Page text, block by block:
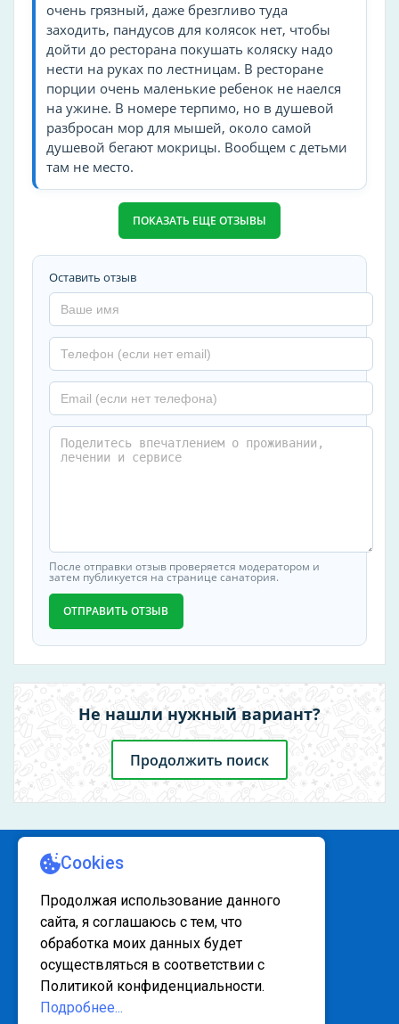
очень грязный, даже брезгливо туда
заходить, пандусов для колясок нет, чтобы
дойти до ресторана покушать коляску надо
нести на руках по лестницам. В ресторане
порции очень маленькие ребенок не наелся
на ужине. В номере терпимо, но в душевой
разбросан мор для мышей, около самой
душевой бегают мокрицы. Вообщем с детьми
там не место.
ПОКАЗАТЬ ЕЩЕ ОТЗЫВЫ
Оставить отзыв
После отправки отзыв проверяется модератором и
затем публикуется на странице санатория.
ОТПРАВИТЬ ОТЗЫВ
Не нашли нужный вариант?
Продолжить поиск
Выгодное предложение! Цена на 20%
КАРТА САЙТА 1 КАРТА САЙТА 2
© 2020 - 2026, www.sanatorsk.ru